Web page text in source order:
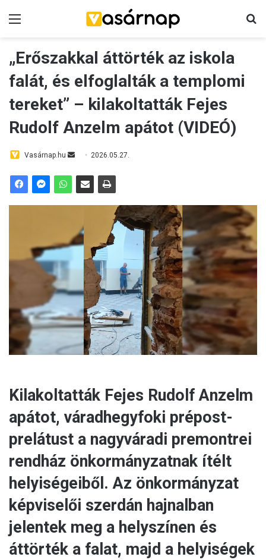
„Erőszakkal áttörték az iskola
falát, és elfoglalták a templomi
tereket” – kilakoltatták Fejes
Rudolf Anzelm apátot (VIDEÓ)
Vasárnap.hu
e
a
l
2026.05.27.
Kilakoltatták Fejes Rudolf Anzelm
apátot, váradhegyfoki prépost-
prelátust a nagyváradi premontrei
rendház önkormányzatnak ítélt
helyiségeiből. Az önkormányzat
képviselői szerdán hajnalban
jelentek meg a helyszínen és
áttörték a falat, majd a helyiségek